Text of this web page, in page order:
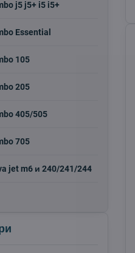
j5 j5+ i5 i5+
Essential
105
205
405/505
705
jet m6 и 240/241/244